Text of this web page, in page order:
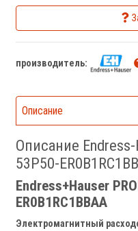
производитель:
Описание
Описание Endress-
53P50-
Endress+Hauser
ER0B1RC1BBAA
Электромагнитный